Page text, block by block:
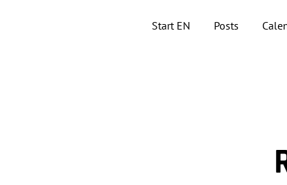
Start EN Posts